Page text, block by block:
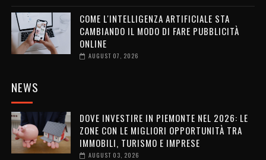
COME L'INTELLIGENZA ARTIFICIALE STA
CAMBIANDO IL MODO DI FARE PUBBLICITÀ
ONLINE
AUGUST 07, 2026
NEWS
DOVE INVESTIRE IN PIEMONTE NEL 2026: LE
ZONE CON LE MIGLIORI OPPORTUNITÀ TRA
IMMOBILI, TURISMO E IMPRESE
AUGUST 03, 2026